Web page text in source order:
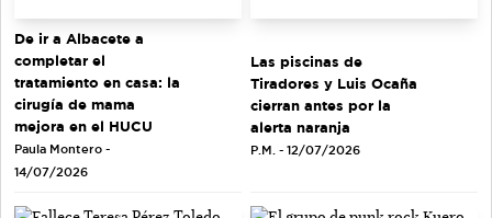
De ir a Albacete a
completar el
tratamiento en casa: la
cirugía de mama
mejora en el HUCU
Paula Montero -
14/07/2026
Las piscinas de
Tiradores y Luis Ocaña
cierran antes por la
alerta naranja
P.M. - 12/07/2026